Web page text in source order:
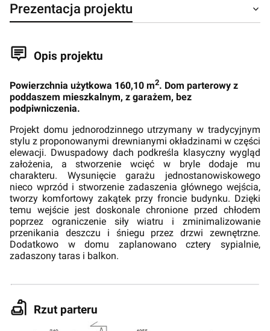
Prezentacja projektu
Opis projektu
Powierzchnia użytkowa 160,10 m2. Dom parterowy z
poddaszem mieszkalnym, z garażem, bez
podpiwniczenia.
Projekt domu jednorodzinnego utrzymany w tradycyjnym
stylu z proponowanymi drewnianymi okładzinami w części
elewacji. Dwuspadowy dach podkreśla klasyczny wygląd
założenia, a stworzenie wcięć w bryle dodaje mu
charakteru. Wysunięcie garażu jednostanowiskowego
nieco wprzód i stworzenie zadaszenia głównego wejścia,
tworzy komfortowy zakątek przy froncie budynku. Dzięki
temu wejście jest doskonale chronione przed chłodem
poprzez ograniczenie siły wiatru i zminimalizowanie
przenikania deszczu i śniegu przez drzwi zewnętrzne.
Dodatkowo w domu zaplanowano cztery sypialnie,
zadaszony taras i balkon.
Rzut parteru